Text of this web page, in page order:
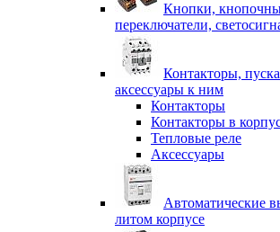
Кнопки,
переключатели,
Контакторы,
аксессуары к ним
Контакторы
Контакторы в
Тепловые реле
Аксессуары
Автоматические
литом корпусе